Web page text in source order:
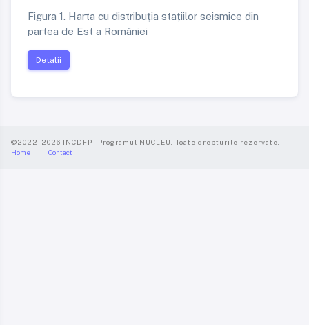
Figura 1. Harta cu distribuția stațiilor seismice din
partea de Est a României
Detalii
©2022-2026 INCDFP - Programul NUCLEU. Toate drepturile rezervate.
Home
Contact